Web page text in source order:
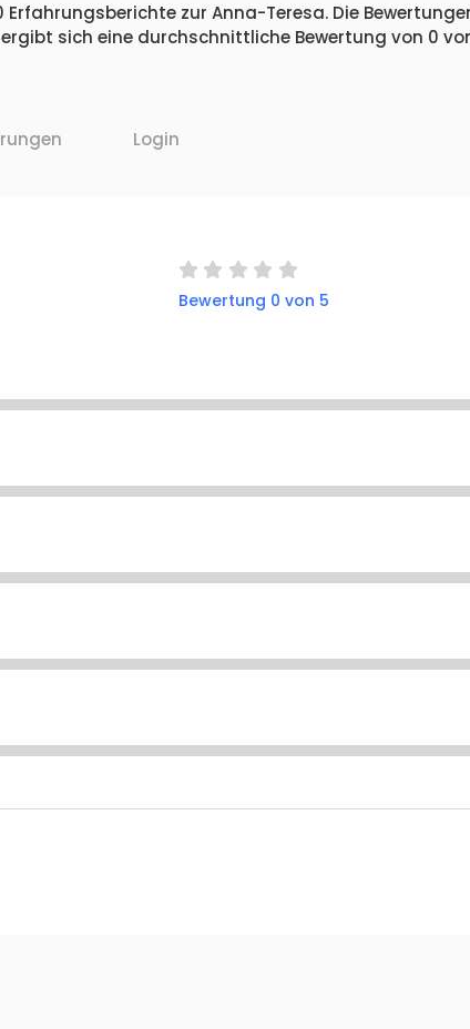
zur Anna-Teresa. Die
sich eine durchschnittliche Bewertung von 0
Login
Bewertung 0 von 5